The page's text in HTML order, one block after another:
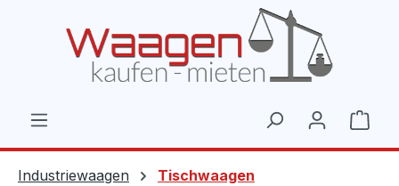
Industriewaagen Tischwaagen